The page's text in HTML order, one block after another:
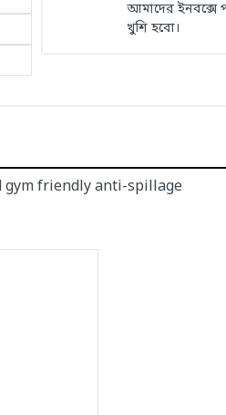
আমাদের ইনবক্সে
খুশি হবো।
gym friendly anti-spillage